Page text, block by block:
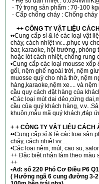
- Tỷ trọng sản phẩm : 70-100
- Cấp chống cháy : Chống
++ CÔNG TY VẬT LIỆU
••Cung cấp sỉ & lẻ các loại vật
cháy, cách nhiệt vv....phục vụ
bar, karaoke, hội trường,
hoặc lót cách nhiệt, chống rung
•Cung cấp các loại mousse
gối, nệm ghế ngoài trời, nệm
muosse quỳ cho nhà thờ, nệm
hàng,karaoke,nệm xe.... và
cầu quy cách đặt hàng của
•Các loại mút dai dẻo,cứng
cầu của quý khách hàng,
khuôn,mẫu mã quý khách,đáp
+ + CÔNG TY VẬT LIỆU
••Cung cấp sỉ & lẻ các loại sản
cháy, cách nhiệt vv....
•Các loại nệm, mút, cao su,
++ Đặc biệt nhận làm theo màu
++
•Ad: số 220 Phó Cơ Điều P6
( Hướng ngã 6 cung đường 3-